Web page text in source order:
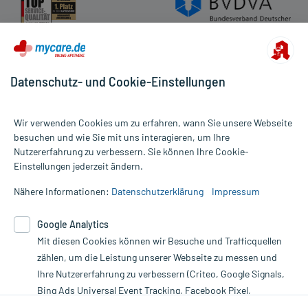
Alle Preise gelten inkl. MwSt., ggf. zzgl. Versandkosten
Informationen auf dieser Website werden ausschließlich für
die Untersuchung und Behandlung durch einen Arzt. Bitte
Therapien eingeleitet werden können. | Diese Webseite benutzt
Google Analytics. Lesen Sie bitte dazu die wichtigen Hinweise in
unserer Datenschutzerklärung. Für den Widerruf einer Bestellung
nutzen Sie das Formular:
Datenschutz- und Cookie-Einstellungen
Wir verwenden Cookies um zu erfahren, wann Sie unsere Webseite
besuchen und wie Sie mit uns interagieren, um Ihre
Nutzererfahrung zu verbessern. Sie können Ihre Cookie-
Einstellungen jederzeit ändern.
Nähere Informationen: Datenschutzerklärung Impressum
Google Analytics
Mit diesen Cookies können wir Besuche und Trafficquellen
zählen, um die Leistung unserer Webseite zu messen und
Ihre Nutzererfahrung zu verbessern (Criteo, Google Signals,
Bing Ads Universal Event Tracking, Facebook Pixel,